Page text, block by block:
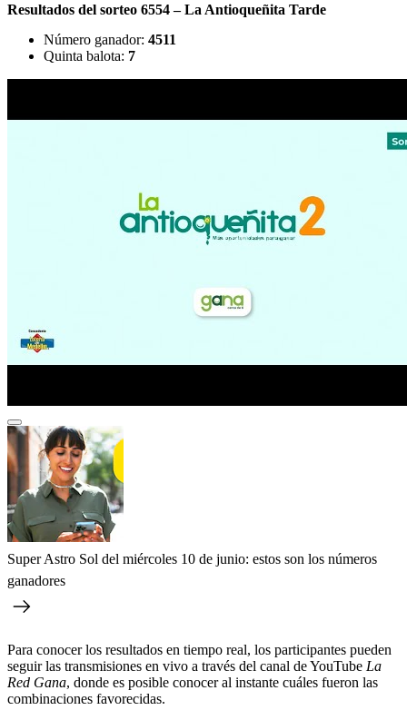
Resultados del sorteo 6554 – La Antioqueñita Tarde
Número ganador: 4511
Quinta balota: 7
Super Astro Sol del miércoles 10 de junio: estos son los números
ganadores
Para conocer los resultados en tiempo real, los participantes pueden
seguir las transmisiones en vivo a través del canal de YouTube La
Red Gana, donde es posible conocer al instante cuáles fueron las
combinaciones favorecidas.